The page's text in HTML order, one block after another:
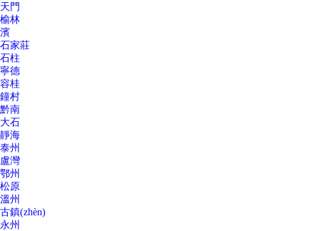
天門
榆林
濱
石家莊
石柱
寧德
容桂
鐘村
黔南
大石
靜海
泰州
盧灣
鄂州
松原
溫州
古鎮(zhèn)
永州